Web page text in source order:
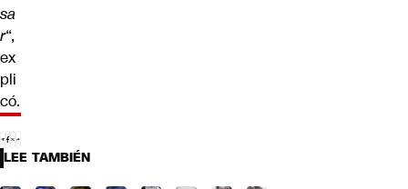
sa
r“,
ex
pli
có.
LEE TAMBIÉN